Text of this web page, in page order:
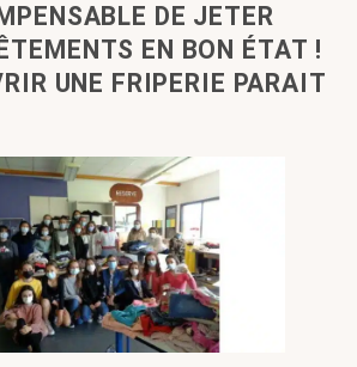
DE JETER
EN BON ÉTAT !
UNE FRIPERIE PARAIT